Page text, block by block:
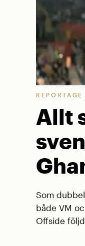
REPORTAGE
Allt
Som
både VM
Offside